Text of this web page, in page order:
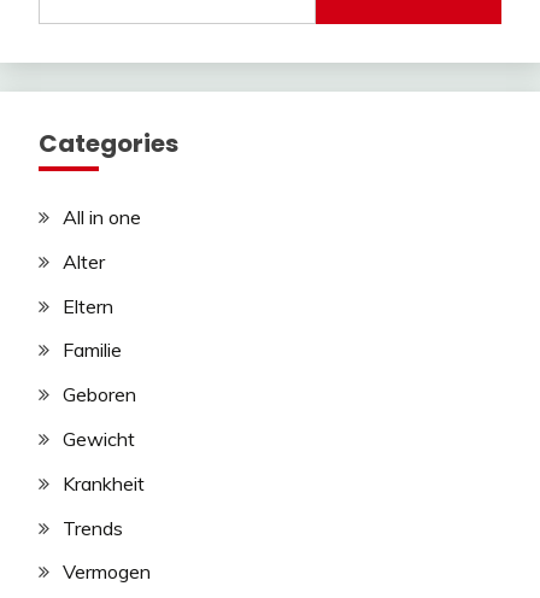
Categories
All in one
Alter
Eltern
Familie
Geboren
Gewicht
Krankheit
Trends
Vermogen